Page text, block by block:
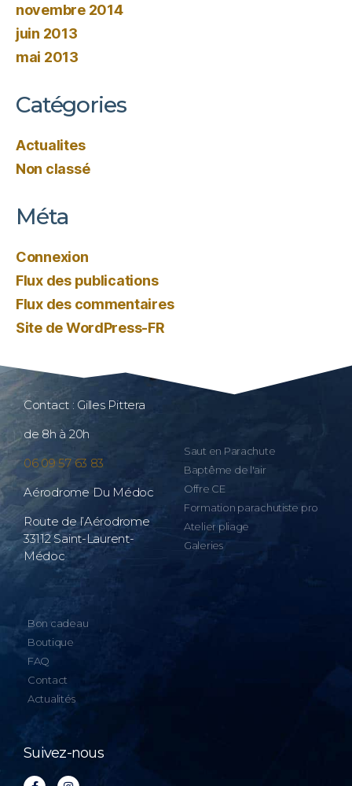
novembre 2014
juin 2013
mai 2013
Catégories
Actualites
Non classé
Méta
Connexion
Flux des publications
Flux des commentaires
Site de WordPress-FR
Contact : Gilles Pittera
de 8h à 20h
06 09 57 63 83
Aérodrome Du Médoc
Route de l’Aérodrome
33112 Saint-Laurent-
Médoc
Saut en Parachute
Baptême de l'air
Offre CE
Formation parachutiste pro
Atelier pliage
Galeries
Bon cadeau
Boutique
FAQ
Contact
Actualités
Suivez-nous